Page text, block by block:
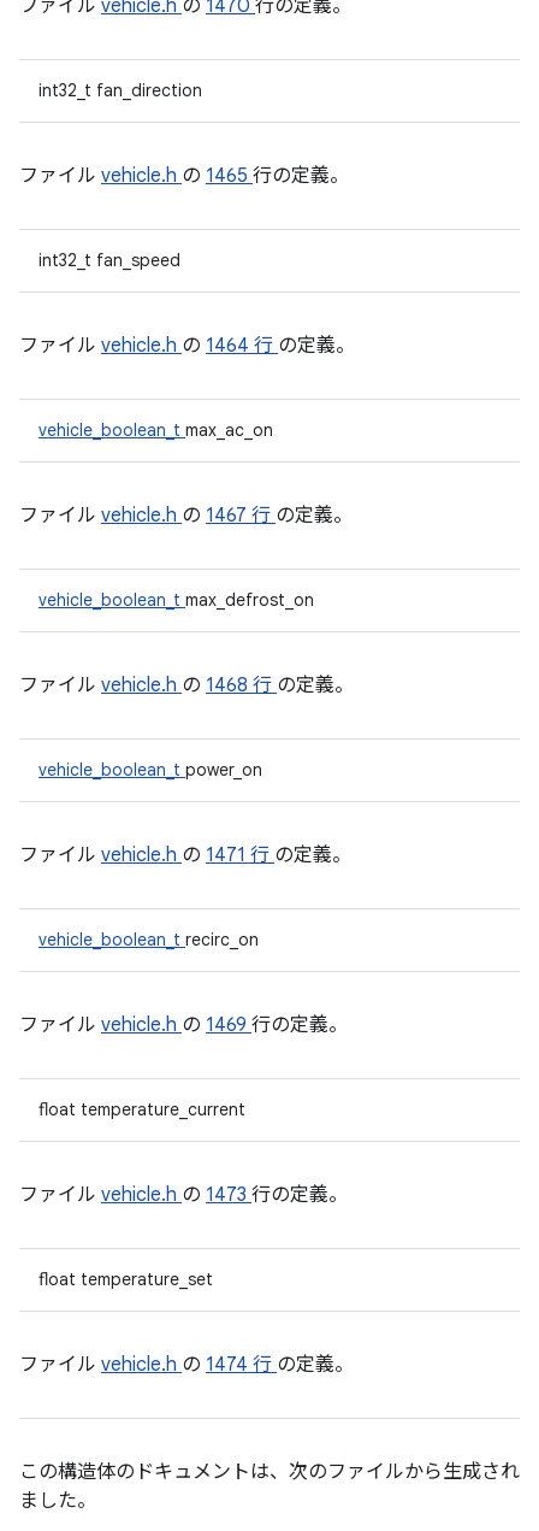
ファイル vehicle.h の 1470 行の定義。
int32_t fan_direction
ファイル vehicle.h の 1465 行の定義。
int32_t fan_speed
ファイル vehicle.h の 1464 行 の定義。
vehicle_boolean_t max_ac_on
ファイル vehicle.h の 1467 行 の定義。
vehicle_boolean_t max_defrost_on
ファイル vehicle.h の 1468 行 の定義。
vehicle_boolean_t power_on
ファイル vehicle.h の 1471 行 の定義。
vehicle_boolean_t recirc_on
ファイル vehicle.h の 1469 行の定義。
float temperature_current
ファイル vehicle.h の 1473 行の定義。
float temperature_set
ファイル vehicle.h の 1474 行 の定義。
この構造体のドキュメントは、次のファイルから生成され
ました。